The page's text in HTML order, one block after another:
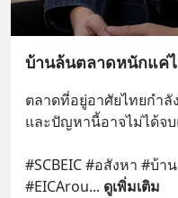
บ้านล้นตลาดหนักแค่
ตลาดที่อยู่อาศัยไทยกำ
และปัญหานี้อาจไม่ได้จบ
#SCBEIC #อสังหา #บ้
#EICArou... ดูเพิ่มเติม